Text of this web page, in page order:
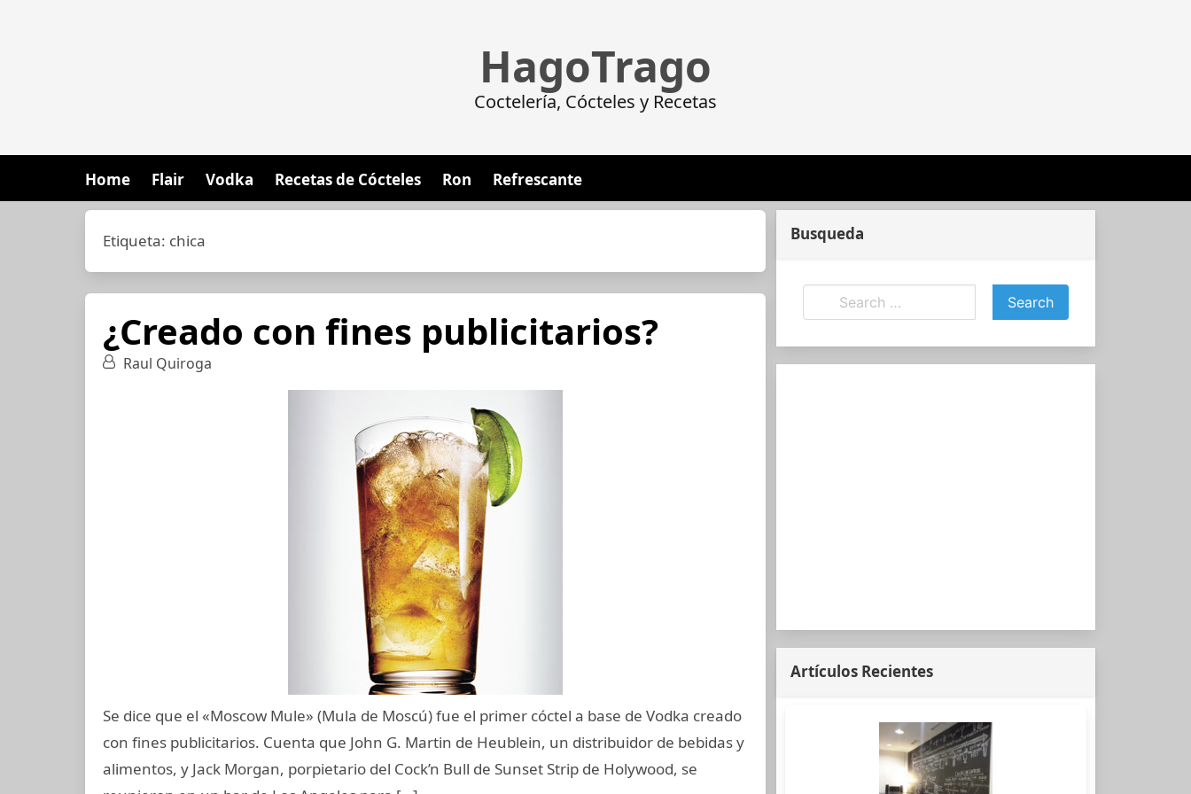
HagoTrago
Coctelería, Cócteles y Recetas
Home Flair Vodka Recetas de Cócteles Ron Refrescante
Etiqueta: chica
¿Creado con fines publicitarios?
Raul Quiroga
Se dice que el «Moscow Mule» (Mula de Moscú) fue el primer cóctel a base de Vodka creado
con fines publicitarios. Cuenta que John G. Martin de Heublein, un distribuidor de bebidas y
alimentos, y Jack Morgan, porpietario del Cock’n Bull de Sunset Strip de Holywood, se
Busqueda
Artículos Recientes